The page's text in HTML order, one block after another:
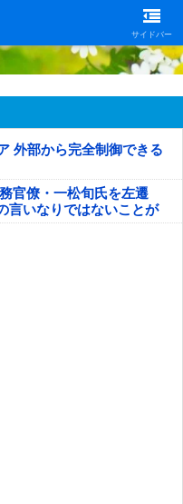
サイドバー
外部から完全制御できる
官僚・一松旬氏を左遷
言いなりではないことが